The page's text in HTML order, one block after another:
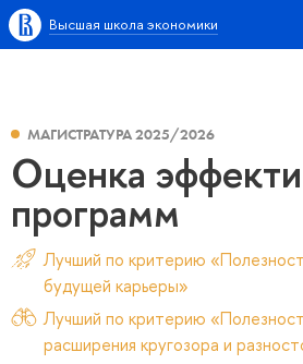
Высшая школа экономики
МАГИСТРАТУРА 2025/2026
Оценка
программ
Лучший по критерию
будущей карьеры»
Лучший по критерию
расширения кругозора и